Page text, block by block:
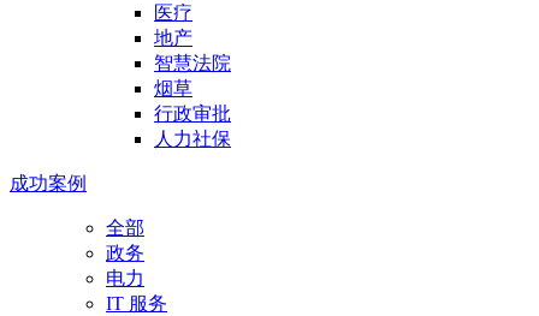
医疗
地产
智慧法院
烟草
行政审批
人力社保
成功案例
全部
政务
电力
IT 服务